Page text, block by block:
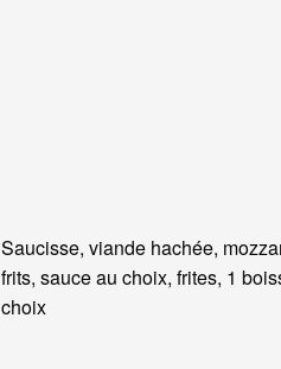
Saucisse, viande hachée,
frits, sauce au choix, frites, 1
choix